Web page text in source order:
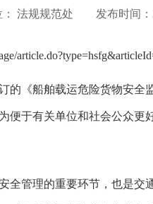
： 法规规范处 发布时间：
的《船舶载运危险货物安全
便于有关单位和社会公众
全管理的重要环节，也是交